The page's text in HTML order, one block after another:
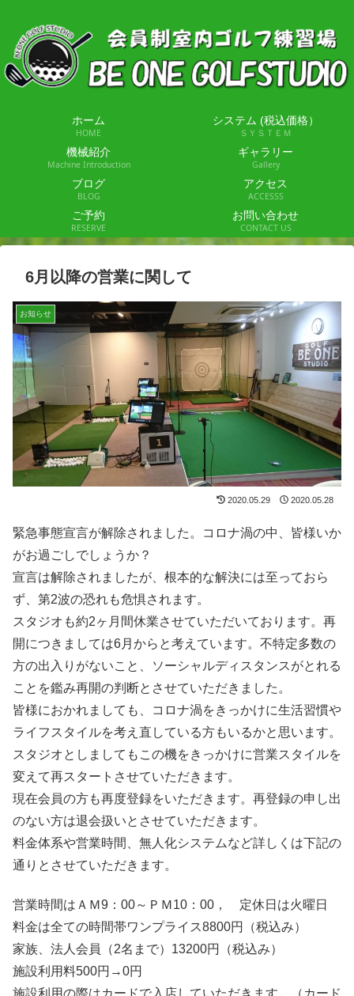
ホーム
HOME
システム (税込価格）
ＳＹＳＴＥＭ
機械紹介
Machine Introduction
ギャラリー
Gallery
ブログ
BLOG
アクセス
ACCESSS
ご予約
RESERVE
お問い合わせ
CONTACT US
6月以降の営業に関して
お知らせ
2020.05.29 2020.05.28
緊急事態宣言が解除されました。コロナ渦の中、皆様いか
がお過ごしでしょうか？
宣言は解除されましたが、根本的な解決には至っておら
ず、第2波の恐れも危惧されます。
スタジオも約2ヶ月間休業させていただいております。再
開につきましては6月からと考えています。不特定多数の
方の出入りがないこと、ソーシャルディスタンスがとれる
ことを鑑み再開の判断とさせていただきました。
皆様におかれましても、コロナ渦をきっかけに生活習慣や
ライフスタイルを考え直している方もいるかと思います。
スタジオとしましてもこの機をきっかけに営業スタイルを
変えて再スタートさせていただきます。
現在会員の方も再度登録をいただきます。再登録の申し出
のない方は退会扱いとさせていただきます。
料金体系や営業時間、無人化システムなど詳しくは下記の
通りとさせていただきます。
営業時間はＡＭ9：00～ＰＭ10：00， 定休日は火曜日
料金は全ての時間帯ワンプライス8800円（税込み）
家族、法人会員（2名まで）13200円（税込み）
施設利用料500円→0円